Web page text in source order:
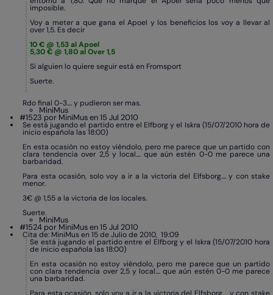
imposible.
Voy a meter a que gana el Apoel y los beneficios los voy a llevar al
over 1,5. Es decir
10 € @ 1,53 al Apoel
5,30 € @ 1,80 al Over 1,5
Si alguien lo quiere seguir está en Fromsport
Suerte.
Rdo final 0-3.... y pudieron ser mas.
MiniMus
#1523 por MiniMus en 15 Jul 2010
Se está jugando el partido entre el Elfborg y el Iskra (15/07/2010 hora de
inicio española las 18:00)
En esta ocasión no estoy viéndolo, pero me parece que un partido con
clara tendencia over 2,5 y local.... que aún estén 0-0 me parece una
barbaridad.
Para esta ocasión, solo voy a ir a la victoria del Elfsborg.... y con stake
menor.
3€ @ 1,55 a la victoria de los locales.
Suerte.
MiniMus
#1524 por MiniMus en 15 Jul 2010
Cita de: MiniMus en 15 de Julio de 2010, 19:09
Se está jugando el partido entre el Elfborg y el Iskra (15/07/2010 hora
de inicio española las 18:00)
En esta ocasión no estoy viéndolo, pero me parece que un partido
con clara tendencia over 2,5 y local.... que aún estén 0-0 me parece
una barbaridad.